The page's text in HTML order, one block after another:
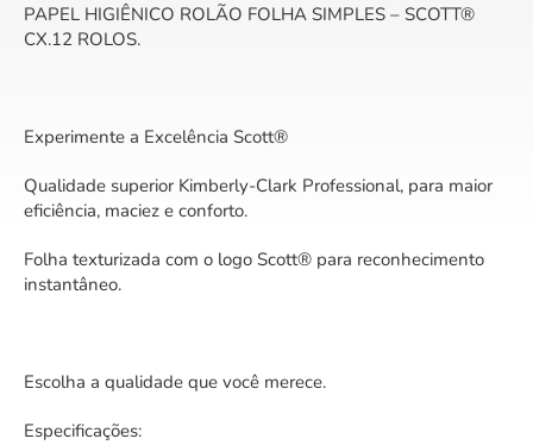
PAPEL HIGIÊNICO ROLÃO FOLHA SIMPLES – SCOTT®
CX.12 ROLOS.
Experimente a Excelência Scott®
Qualidade superior Kimberly-Clark Professional, para maior
eficiência, maciez e conforto.
Folha texturizada com o logo Scott® para reconhecimento
instantâneo.
Escolha a qualidade que você merece.
Especificações: